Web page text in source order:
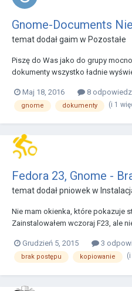
Gnome-Documents
temat dodałgaim w Pozostałe
Piszę do Was jako do grupy
dokumenty wszystko ładnie
3.20.2 na Archu, cała grupa Gnome
Maj 18, 2016 8
gnome dokumenty (i 1
Fedora 23, Gnome -
temat dodałpniowekw
Nie mam okienka, które pokazuje
Zainstalowałem wczoraj F23, ale
postępu podjętej akcji i trwającego
sytuacją.. może wie jak ją
Grudzień 5, 2015 3
brak postępu kopiowanie